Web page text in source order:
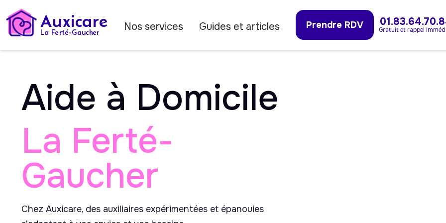
Auxicare
La Ferté-Gaucher Nos services Guides et articles Prendre RDV Gratuit et rappel
Aide à Domicile
La Ferté-
Gaucher
Chez Auxicare, des auxiliaires expérimentées et épanouies